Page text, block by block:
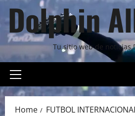
Dolphin
Tu sitio web de noticias
Primary
Menu
Home
FUTBOL